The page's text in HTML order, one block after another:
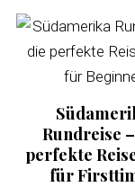
Rundreise
perfekte
für